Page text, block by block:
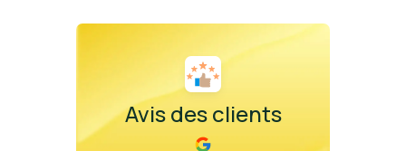
Avis des clients